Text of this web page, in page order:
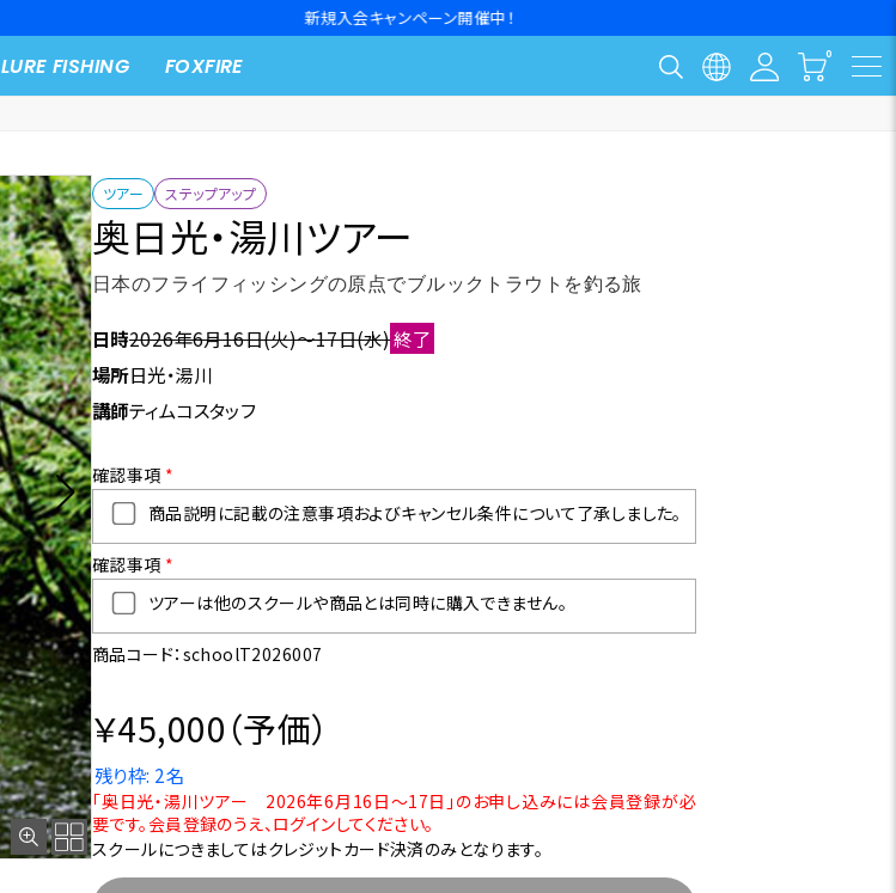
LURE FISHING FOXFIRE
ツアー ステップアップ
奥日光・湯川ツアー
日本のフライフィッシングの原点でブルックトラウトを釣る旅
日時2026年6月16日(火)～17日(水)終了
場所日光・湯川
講師ティムコスタッフ
確認事項 *
商品説明に記載の注意事項およびキャンセル条件について了承しました。
確認事項 *
ツアーは他のスクールや商品とは同時に購入できません。
商品コード：schoolT2026007
￥45,000（予価）
残り枠: 2名
「奥日光・湯川ツアー 2026年6月16日～17日」のお申し込みには会員登録が必
要です。会員登録のうえ、ログインしてください。
スクールにつきましてはクレジットカード決済のみとなります。